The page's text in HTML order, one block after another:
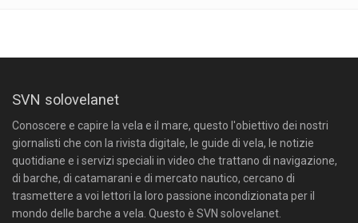
SVN solovelanet
Conoscere e capire la vela e il mare, questo l'obiettivo dei nostri
giornalisti che con la rivista digitale, le guide di vela, le notizie
quotidiane e i servizi speciali in video che trattano di navigazione,
di barche, di catamarani e di mercato nautico, cercano di
trasmettere a voi lettori la loro passione incondizionata per il
mondo delle barche a vela. Questo è SVN solovelanet.